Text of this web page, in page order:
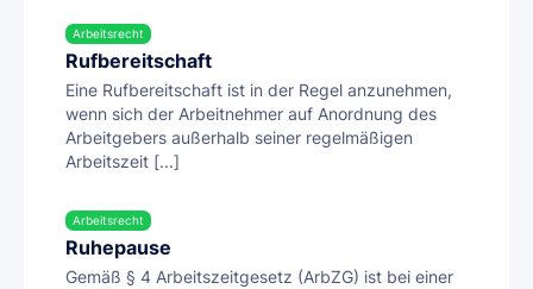
Arbeitsrecht
Rufbereitschaft
Eine Rufbereitschaft ist in der Regel anzunehmen,
wenn sich der Arbeitnehmer auf Anordnung des
Arbeitgebers außerhalb seiner regelmäßigen
Arbeitszeit [...]
Arbeitsrecht
Ruhepause
Gemäß § 4 Arbeitszeitgesetz (ArbZG) ist bei einer